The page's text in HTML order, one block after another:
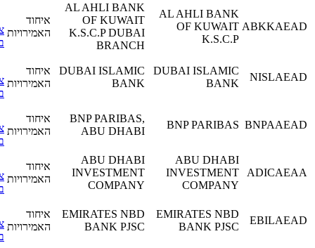
AL AHLI BANK
OF KUWAIT
K.S.C.P
AL AHLI BANK
OF KUWAIT
K.S.C.P DUBAI
BRANCH
האמירויות צפה
בפרטים
DUBAI ISLAMIC
BANK
DUBAI ISLAMIC
BANK
איחוד
האמירויות צפה
בפרטים
BNP PARIBAS
BNP PARIBAS,
ABU DHABI
איחוד
האמירויות צפה
בפרטים
ABU DHABI
INVESTMENT
COMPANY
ABU DHABI
INVESTMENT
COMPANY
איחוד
האמירויות צפה
בפרטים
EMIRATES NBD
BANK PJSC
EMIRATES NBD
BANK PJSC
איחוד
האמירויות צפה
בפרטים